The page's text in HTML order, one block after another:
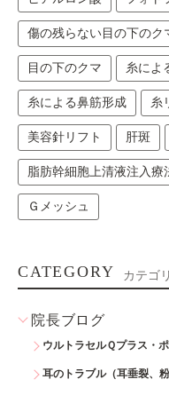
傷の残らない目の下のク
目の下のクマ 糸によ
糸による鼻筋形成 糸
美容針リフト 肝斑
脂肪幹細胞上清液注入療
Ｇメッシュ
CATEGORY カテゴ
院長ブログ
ウルトラセルＱプラス・
耳のトラブル（耳垂裂、粉